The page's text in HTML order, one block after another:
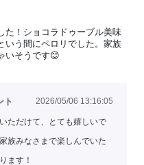
た！ショコラドゥーブル美味
いう間にペロリでした。家族
いそうです😊
ト 2026/05/06 13:16:05
ただけて、とても嬉しいで
族みなさまで楽しんでいた
ます！